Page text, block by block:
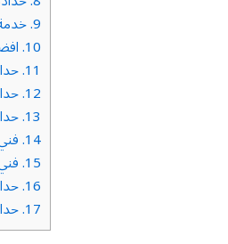
9.
10.
11.
12.
13.
14.
15.
16.
17.